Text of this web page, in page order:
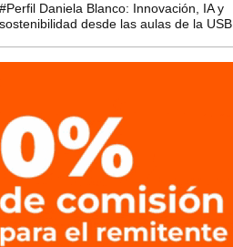
Daniela Blanco: Innovación, IA y
desde las aulas de la USB